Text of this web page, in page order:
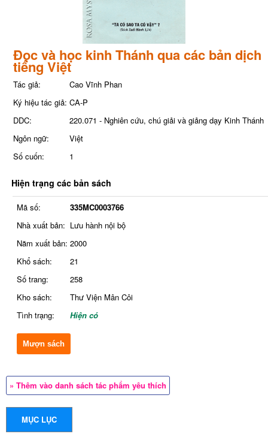
Đọc và học kinh Thánh qua các bản dịch
tiếng Việt
Tác giả:
Cao Vĩnh Phan
Ký hiệu tác giả: CA-P
DDC:
220.071 - Nghiên cứu, chú giải và giảng dạy Kinh Thánh
Ngôn ngữ:
Việt
Số cuốn:
1
Hiện trạng các bản sách
Mã số:
335MC0003766
Nhà xuất bản: Lưu hành nội bộ
Năm xuất bản: 2000
Khổ sách:
21
Số trang:
258
Kho sách:
Thư Viện Mân Côi
Tình trạng:
Hiện có
Mượn sách
» Thêm vào danh sách tác phẩm yêu thích
MỤC LỤC